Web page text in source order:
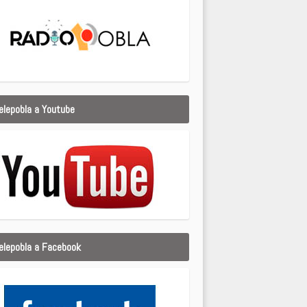
a Youtube
a Facebook